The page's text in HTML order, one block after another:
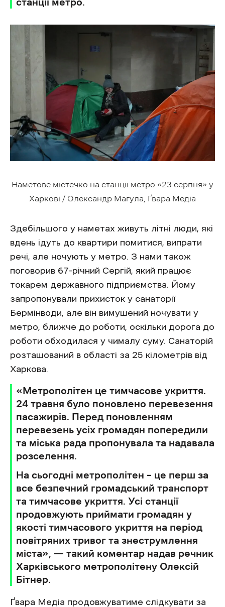
Наметове містечко на станції метро «23 серпня» у
Харкові / Олександр Магула, Ґвара Медіа
Здебільшого у наметах живуть літні люди, які
вдень ідуть до квартири помитися, випрати
речі, але ночують у метро. З нами також
поговорив 67-річний Сергій, який працює
токарем державного підприємства. Йому
запропонували прихисток у санаторії
Бермінводи, але він вимушений ночувати у
метро, ближче до роботи, оскільки дорога до
роботи обходилася у чималу суму. Санаторій
розташований в області за 25 кілометрів від
Харкова.
«Метрополітен це тимчасове укриття.
24 травня було поновлено перевезення
пасажирів. Перед поновленням
перевезень усіх громадян попередили
та міська рада пропонувала та надавала
розселення.
На сьогодні метрополітен – це перш за
все безпечний громадський транспорт
та тимчасове укриття. Усі станції
продовжують приймати громадян у
якості тимчасового укриття на період
повітряних тривог та знеструмлення
міста», — такий коментар надав речник
Харківського метрополітену Олексій
Бітнер.
Ґвара Медіа продовжуватиме слідкувати за